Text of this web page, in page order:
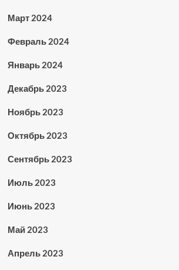
Март 2024
Февраль 2024
Январь 2024
Декабрь 2023
Ноябрь 2023
Октябрь 2023
Сентябрь 2023
Июль 2023
Июнь 2023
Май 2023
Апрель 2023